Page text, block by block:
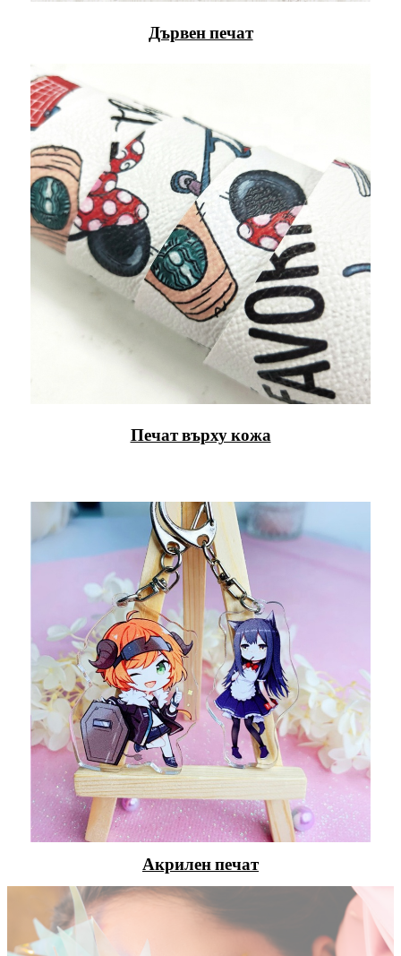
Дървен печат
Печат върху кожа
Акрилен печат